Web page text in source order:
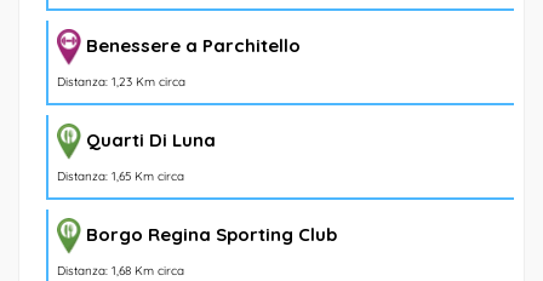
Benessere a Parchitello
Distanza: 1,23 Km circa
Quarti Di Luna
Distanza: 1,65 Km circa
Borgo Regina Sporting Club
Distanza: 1,68 Km circa